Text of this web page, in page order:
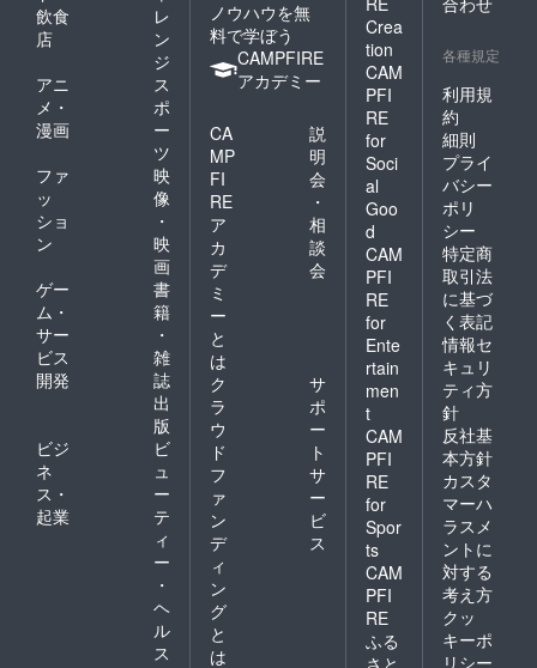
飲食
店
レ
ン
ジ
アニ
メ・
漫画
ス
ポ
ー
ツ
ファ
ッ
ショ
ン
映
像
・
映
画
ゲー
ム・
サー
ビス
開発
書
籍
・
雑
誌
出
版
ビジ
ネ
ス・
起業
ビ
ュ
ー
テ
ィ
ー
・
ヘ
ル
ス
ノウハウを無
料で学ぼう
CAMPFIRE
アカデミー
CA
MP
FI
RE
ア
カ
デ
ミ
ー
と
は
説
明
会
・
相
談
会
ク
ラ
ウ
ド
フ
ァ
ン
デ
ィ
ン
グ
と
は
サ
ポ
ー
ト
サ
ー
ビ
ス
Crea
tion
CAM
PFI
RE
for
Soci
al
Goo
d
CAM
PFI
RE
for
Ente
rtain
men
t
CAM
PFI
RE
for
Spor
ts
CAM
PFI
RE
ふる
さと
各種規定
利用規
約
細則
プライ
バシー
ポリ
シー
特定商
取引法
に基づ
く表記
情報セ
キュリ
ティ方
針
反社基
本方針
カスタ
マーハ
ラスメ
ントに
対する
考え方
クッ
キーポ
リシー